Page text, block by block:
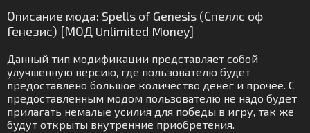
Описание мода: Spells of Genesis (Спеллс оф
Генезис) [МОД Unlimited Money]
Данный тип модификации представляет собой
улучшенную версию, где пользователю будет
предоставлено большое количество денег и прочее. С
предоставленным модом пользователю не надо будет
прилагать немалые усилия для победы в игру, так же
будут открыты внутренние приобретения.